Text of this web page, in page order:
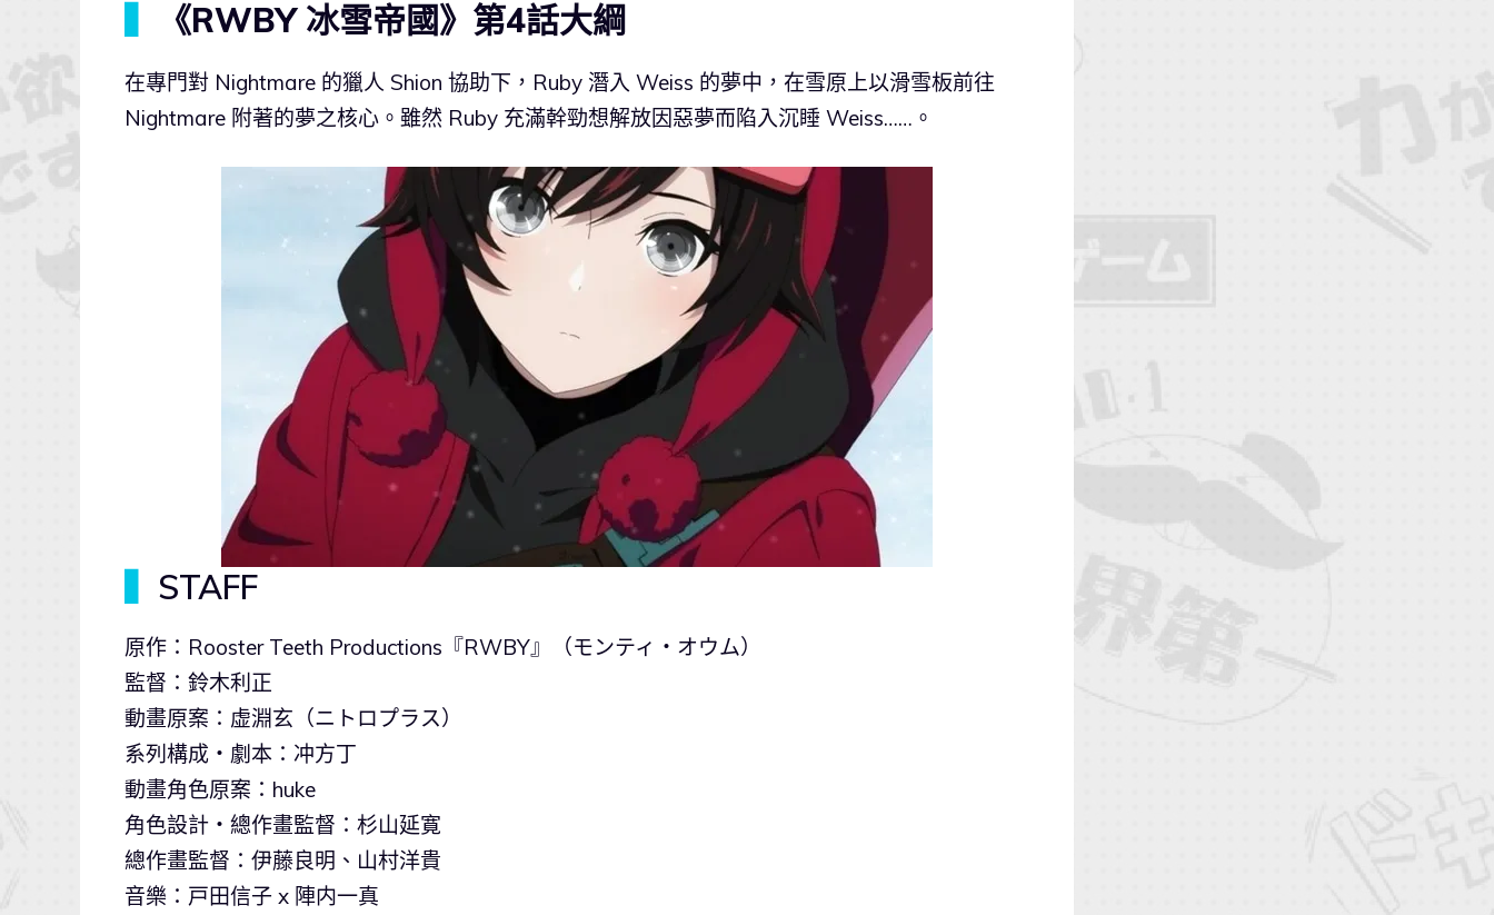
《RWBY 冰雪帝國》第4話大綱
在專門對 Nightmare 的獵人 Shion 協助下，Ruby 潛入 Weiss 的夢中，在雪原上以滑雪板前往
Nightmare 附著的夢之核心。雖然 Ruby 充滿幹勁想解放因惡夢而陷入沉睡 Weiss……。
STAFF
原作：Rooster Teeth Productions『RWBY』（モンティ・オウム）
監督：鈴木利正
動畫原案：虚淵玄（ニトロプラス）
系列構成・劇本：冲方丁
動畫角色原案：huke
角色設計・總作畫監督：杉山延寛
總作畫監督：伊藤良明、山村洋貴
音樂：戸田信子 x 陣内一真